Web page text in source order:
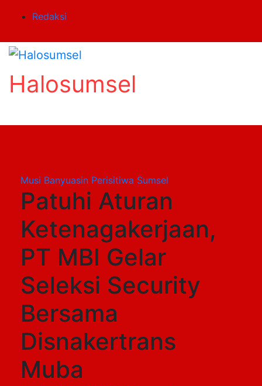
Redaksi
Halosumsel
Musi Banyuasin Perisitiwa Sumsel
Patuhi Aturan
Ketenagakerjaan,
PT MBI Gelar
Seleksi Security
Bersama
Disnakertrans
Muba